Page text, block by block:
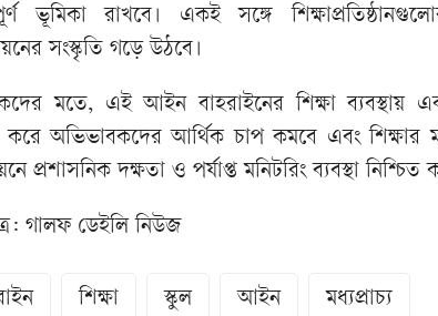
ভূমিকা রাখবে। একই সঙ্গে
সংস্কৃতি গড়ে উঠবে।
মতে, এই আইন বাহরাইনের শিক্ষা ব্যবস্থায়
করে অভিভাবকদের আর্থিক চাপ কমবে এবং শিক্ষার
প্রশাসনিক দক্ষতা ও পর্যাপ্ত মনিটরিং ব্যবস্থা
গালফ ডেইলি নিউজ
শিক্ষা স্কুল আইন মধ্যপ্রাচ্য